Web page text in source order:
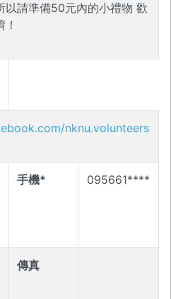
以請準備50元內的小禮物 歡
nknu.volunteers
手機* 095661****
傳真